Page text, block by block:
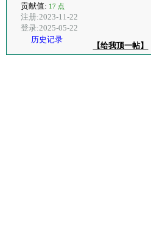
贡献值: 17 点
注册:2023-11-22
登录:2025-05-22
历史记录
【给我顶一帖】